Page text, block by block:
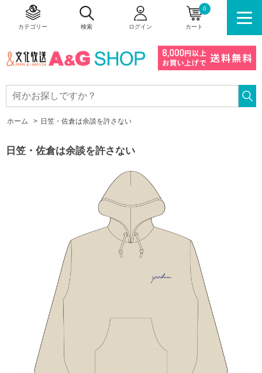
カート
0
ログイン
検索
カテゴリー
ホーム > 日笠・佐倉は余談を許さない
日笠・佐倉は余談を許さない